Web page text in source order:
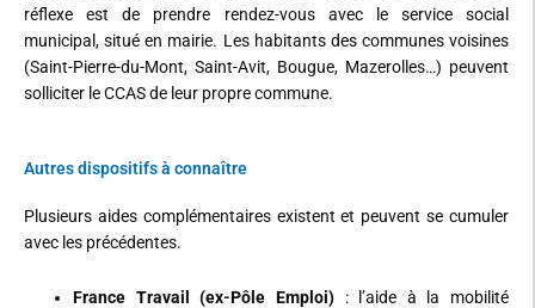
réflexe est de prendre rendez-vous avec le service social
municipal, situé en mairie. Les habitants des communes voisines
(Saint-Pierre-du-Mont, Saint-Avit, Bougue, Mazerolles…) peuvent
solliciter le CCAS de leur propre commune.
Autres dispositifs à connaître
Plusieurs aides complémentaires existent et peuvent se cumuler
avec les précédentes.
France Travail (ex-Pôle Emploi): l’aide à la mobilité